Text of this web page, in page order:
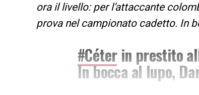
ora il livello: per l’attaccante
prova nel campionato cadetto. In
#Céterin prestito
In bocca al lupo,